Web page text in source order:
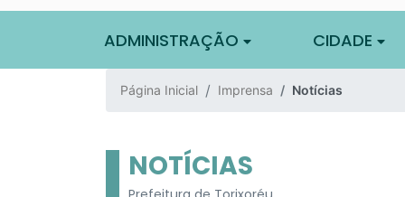
ADMINISTRAÇÃO CIDADE
Página Inicial Imprensa Notícias
NOTÍCIAS